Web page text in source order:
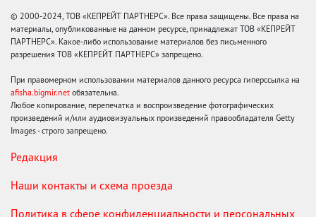
© 2000-2024, ТОВ «КЕПРЕЙТ ПАРТНЕРС». Все права защищены. Все права на
материалы, опубликованные на данном ресурсе, принадлежат ТОВ «КЕПРЕЙТ
ПАРТНЕРС». Какое-либо использование материалов без письменного
разрешения ТОВ «КЕПРЕЙТ ПАРТНЕРС» запрещено.
При правомерном использовании материалов данного ресурса гиперссылка на
afisha.bigmir.net обязательна.
Любое копирование, перепечатка и воспроизведение фотографических
произведений и/или аудиовизуальных произведений правообладателя Getty
Images - строго запрещено.
Редакция
Наши контакты и схема проезда
Политика в сфере конфиденциальности и персональных